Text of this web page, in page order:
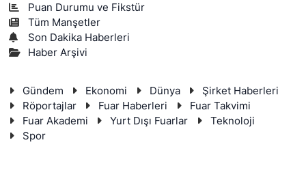
Puan Durumu ve Fikstür
Tüm Manşetler
Son Dakika Haberleri
Haber Arşivi
Gündem Ekonomi Dünya
Şirket Haberleri
Röportajlar
Fuar Haberleri
Fuar Takvimi
Fuar Akademi
Yurt Dışı Fuarlar
Teknoloji
Spor